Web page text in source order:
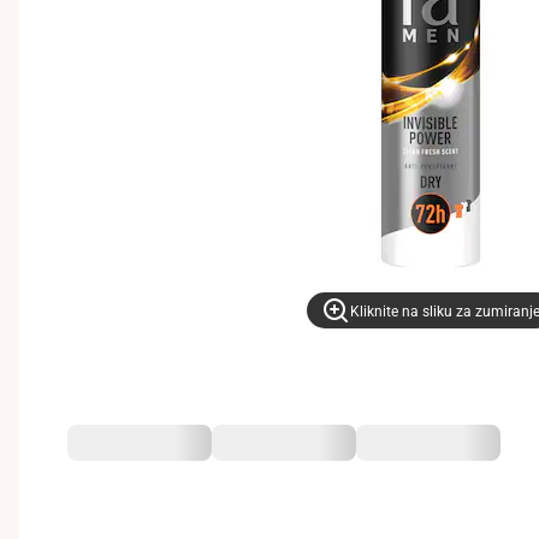
Kliknite na sliku za zumiranje